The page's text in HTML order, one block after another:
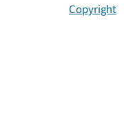
Copyright